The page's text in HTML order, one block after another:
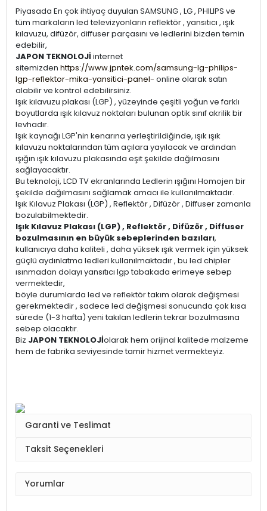
Piyasada En çok ihtiyaç duyulan SAMSUNG , LG , PHILIPS ve
tüm markaların led televizyonların reflektör , yansıtıcı , ışık
kılavuzu, difüzör, diffuser parçasını ve ledlerini bizden temin
edebilir,
JAPON TEKNOLOJİ internet
sitemizden https://www.jpntek.com/samsung-lg-philips-
lgp-reflektor-mika-yansitici-panel- online olarak satın
alabilir ve kontrol edebilirsiniz.
Işık kılavuzu plakası (LGP) , yüzeyinde çeşitli yoğun ve farklı
boyutlarda ışık kılavuz noktaları bulunan optik sınıf akrilik bir
levhadır.
Işık kaynağı LGP'nin kenarına yerleştirildiğinde, ışık ışık
kılavuzu noktalarından tüm açılara yayılacak ve ardından
ışığın ışık kılavuzu plakasında eşit şekilde dağılmasını
sağlayacaktır.
Bu teknoloji, LCD TV ekranlarında Ledlerin ışığını Homojen bir
şekilde dağılmasını sağlamak amacı ile kullanılmaktadır.
Işık Kılavuz Plakası (LGP) , Reflektör , Difüzör , Diffuser zamanla
bozulabilmektedir.
Işık Kılavuz Plakası (LGP) , Reflektör , Difüzör , Diffuser
bozulmasının en büyük sebeplerinden bazıları,
kullanıcıya daha kaliteli , daha yüksek ışık vermek için yüksek
güçlü aydınlatma ledleri kullanılmaktadır , bu led chipler
ısınmadan dolayı yansıtıcı lgp tabakada erimeye sebep
vermektedir,
böyle durumlarda led ve reflektör takım olarak değişmesi
gerekmektedir , sadece led değişmesi sonucunda çok kısa
sürede (1-3 hafta) yeni takılan ledlerin tekrar bozulmasına
sebep olacaktır.
Biz JAPON TEKNOLOJİolarak hem orijinal kalitede malzeme
hem de fabrika seviyesinde tamir hizmet vermekteyiz.
Garanti ve Teslimat
Taksit Seçenekleri
Yorumlar